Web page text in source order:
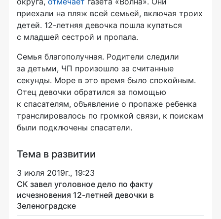
приехали на пляж всей семьей, включая троих
детей. 12-летняя девочка пошла купаться
с младшей сестрой и пропала.
Семья благополучная. Родители следили
за детьми, ЧП произошло за считанные
секунды. Море в это время было спокойным.
Отец девочки обратился за помощью
к спасателям, объявление о пропаже ребенка
транслировалось по громкой связи, к поискам
были подключены спасатели.
Тема в развитии
3 июля 2019г., 19:23
СК завел уголовное дело по факту
исчезновения 12-летней девочки в
Зеленоградске